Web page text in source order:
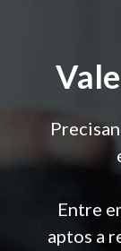
Entre
aptos a